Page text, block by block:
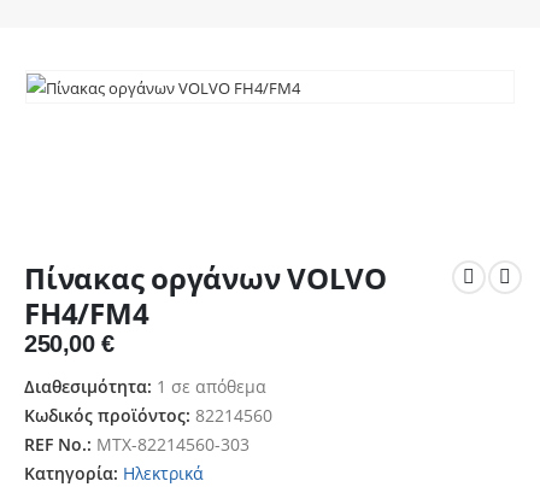
Πίνακας οργάνων VOLVO
FH4/FM4
250,00€
Διαθεσιμότητα: 1 σε απόθεμα
Κωδικός προϊόντος: 82214560
REF No.: MTX-82214560-303
Κατηγορία: Ηλεκτρικά